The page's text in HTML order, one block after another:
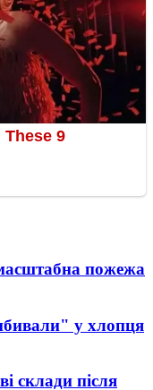
пожежа
у хлопця
склади після